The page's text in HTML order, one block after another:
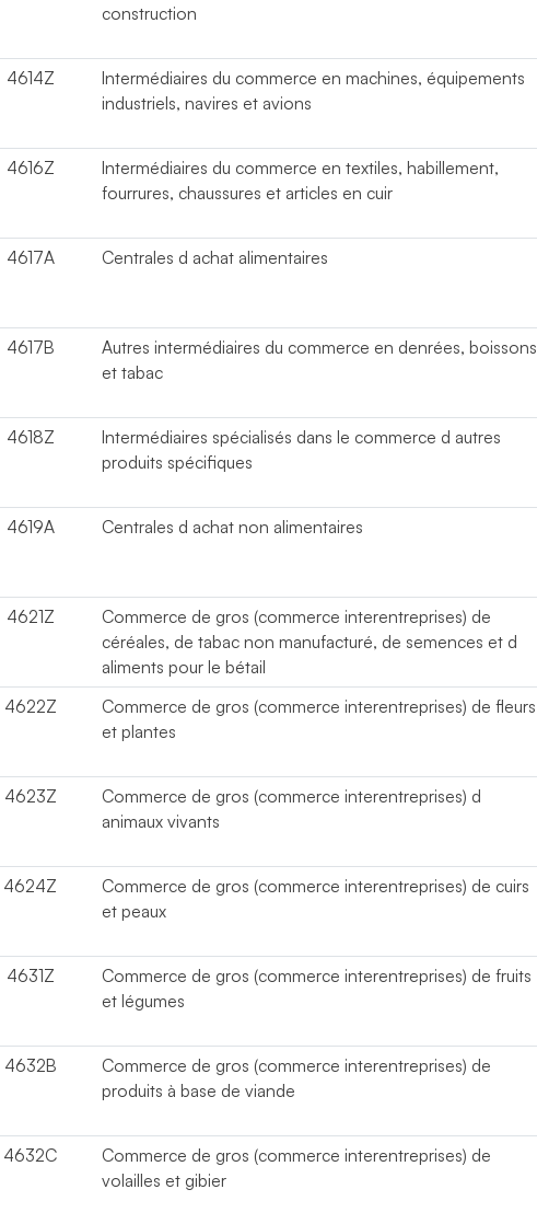
construction
4614Z
Intermédiaires du commerce en machines, équipements
industriels, navires et avions
4616Z
Intermédiaires du commerce en textiles, habillement,
fourrures, chaussures et articles en cuir
4617A
Centrales d achat alimentaires
4617B
Autres intermédiaires du commerce en denrées, boissons
et tabac
4618Z
Intermédiaires spécialisés dans le commerce d autres
produits spécifiques
4619A
Centrales d achat non alimentaires
4621Z
Commerce de gros (commerce interentreprises) de
céréales, de tabac non manufacturé, de semences et d
aliments pour le bétail
4622Z
Commerce de gros (commerce interentreprises) de fleurs
et plantes
4623Z
Commerce de gros (commerce interentreprises) d
animaux vivants
4624Z
Commerce de gros (commerce interentreprises) de cuirs
et peaux
4631Z
Commerce de gros (commerce interentreprises) de fruits
et légumes
4632B
Commerce de gros (commerce interentreprises) de
produits à base de viande
4632C
Commerce de gros (commerce interentreprises) de
volailles et gibier